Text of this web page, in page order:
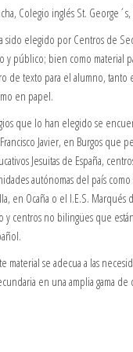
Colegio inglés St. George´s,
sido elegido por Centros de
y público; bien como material
de texto para el alumno, tanto
en papel.
que lo han elegido se
Javier, en Burgos que
Jesuitas de España,
autónomas del país como
en Ocaña o el I.E.S. Marqués
y centros no bilingües que
material se adecua a las
en una amplia gama de